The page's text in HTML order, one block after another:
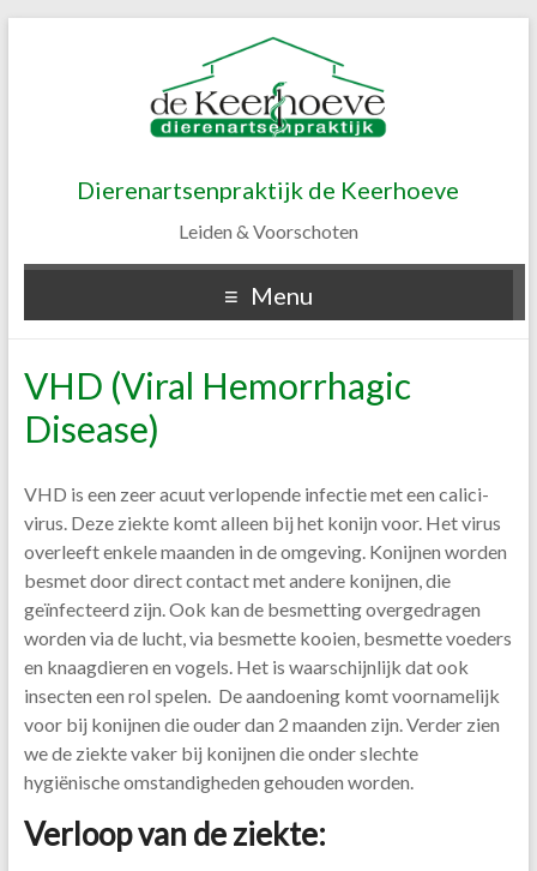
Dierenartsenpraktijk de Keerhoeve
Leiden & Voorschoten
Menu
VHD (Viral Hemorrhagic
Disease)
VHD is een zeer acuut verlopende infectie met een calici-
virus. Deze ziekte komt alleen bij het konijn voor. Het virus
overleeft enkele maanden in de omgeving. Konijnen worden
besmet door direct contact met andere konijnen, die
geïnfecteerd zijn. Ook kan de besmetting overgedragen
worden via de lucht, via besmette kooien, besmette voeders
en knaagdieren en vogels. Het is waarschijnlijk dat ook
insecten een rol spelen. De aandoening komt voornamelijk
voor bij konijnen die ouder dan 2 maanden zijn. Verder zien
we de ziekte vaker bij konijnen die onder slechte
hygiënische omstandigheden gehouden worden.
Verloop van de ziekte: